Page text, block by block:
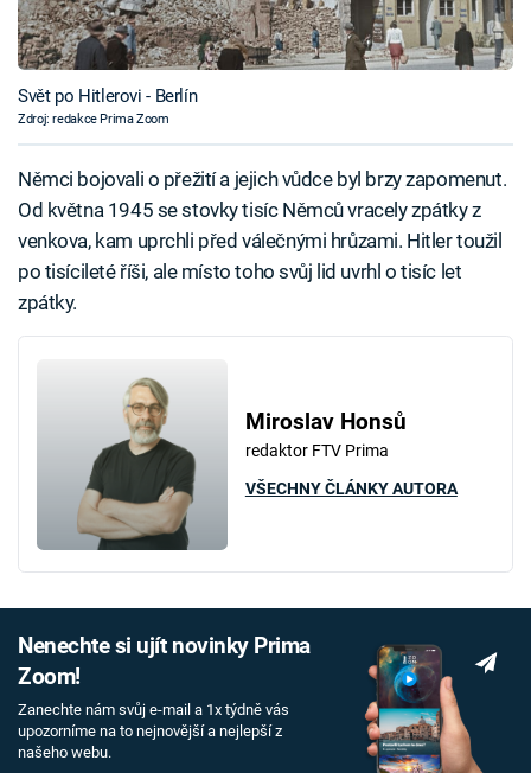
Svět po Hitlerovi - Berlín
Zdroj: redakce Prima Zoom
Němci bojovali o přežití a jejich vůdce byl brzy zapomenut.
Od května 1945 se stovky tisíc Němců vracely zpátky z
venkova, kam uprchli před válečnými hrůzami. Hitler toužil
po tisícileté říši, ale místo toho svůj lid uvrhl o tisíc let
zpátky.
Miroslav Honsů
redaktor FTV Prima
VŠECHNY ČLÁNKY AUTORA
Nenechte si ujít novinky Prima
Zoom!
Zanechte nám svůj e-mail a 1x týdně vás
upozorníme na to nejnovější a nejlepší z
našeho webu.